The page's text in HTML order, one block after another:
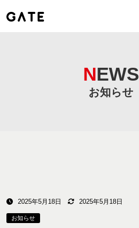
NEWS
お知らせ
2025年5月18日 2025年5月18日
お知らせ